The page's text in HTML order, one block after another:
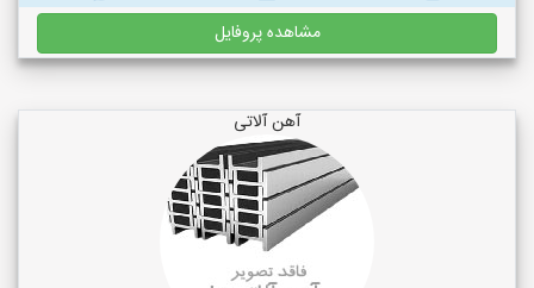
مشاهده پروفایل
آهن آلاتی